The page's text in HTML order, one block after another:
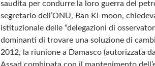
saudita per condurre la loro guerra del
segretario dell’ONU, Ban Ki-moon,
istituzionale delle “delegazioni di
dominanti di trovare una soluzione di
2012, la riunione a Damasco (autorizzata